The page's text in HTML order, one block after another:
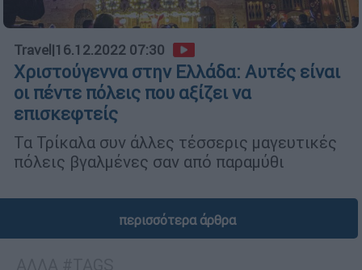
Travel|16.12.2022 07:30
Χριστούγεννα στην Ελλάδα: Αυτές είναι
οι πέντε πόλεις που αξίζει να
επισκεφτείς
Τα Τρίκαλα συν άλλες τέσσερις μαγευτικές
πόλεις βγαλμένες σαν από παραμύθι
περισσότερα άρθρα